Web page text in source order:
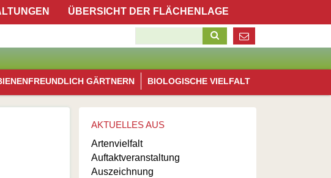
ÜBERSICHT DER FLÄCHENLAGE
Blühfläche Wasserlos
Blühflächen Alzenau
GÄRTNERN BIOLOGISCHE VIELFALT
AKTUELLES AUS
Artenvielfalt
Auftaktveranstaltung
Auszeichnung